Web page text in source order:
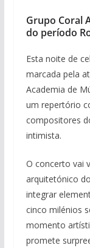
Grupo Coral
do período
Esta noite de
marcada pela
Academia de
um repertório
compositores
intimista.
O concerto vai
arquitetónico
integrar
cinco milénios
momento
promete